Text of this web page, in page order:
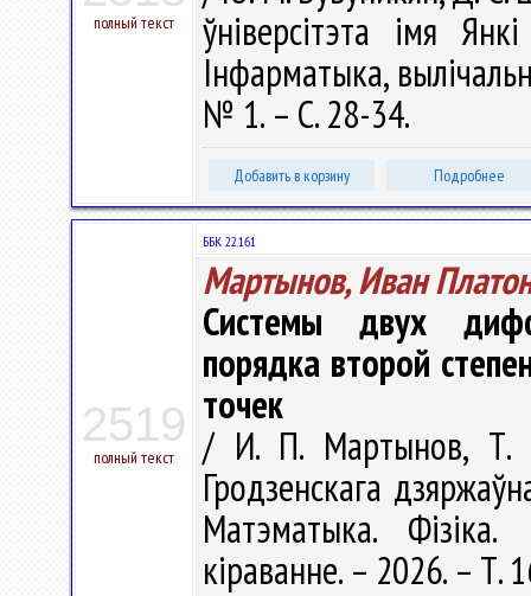
полный текст
ўніверсітэта імя
Інфарматыка,
№ 1. – С. 28-34.
Добавить в корзину Подробнее
2519
полный текст
ББК 22.161
Мартынов, Иван
Системы двух
порядка второй
точек
/ И. П. Мартынов, Т.
Гродзенскага
Матэматыка. Фізіка.
кіраванне. – 2026. –